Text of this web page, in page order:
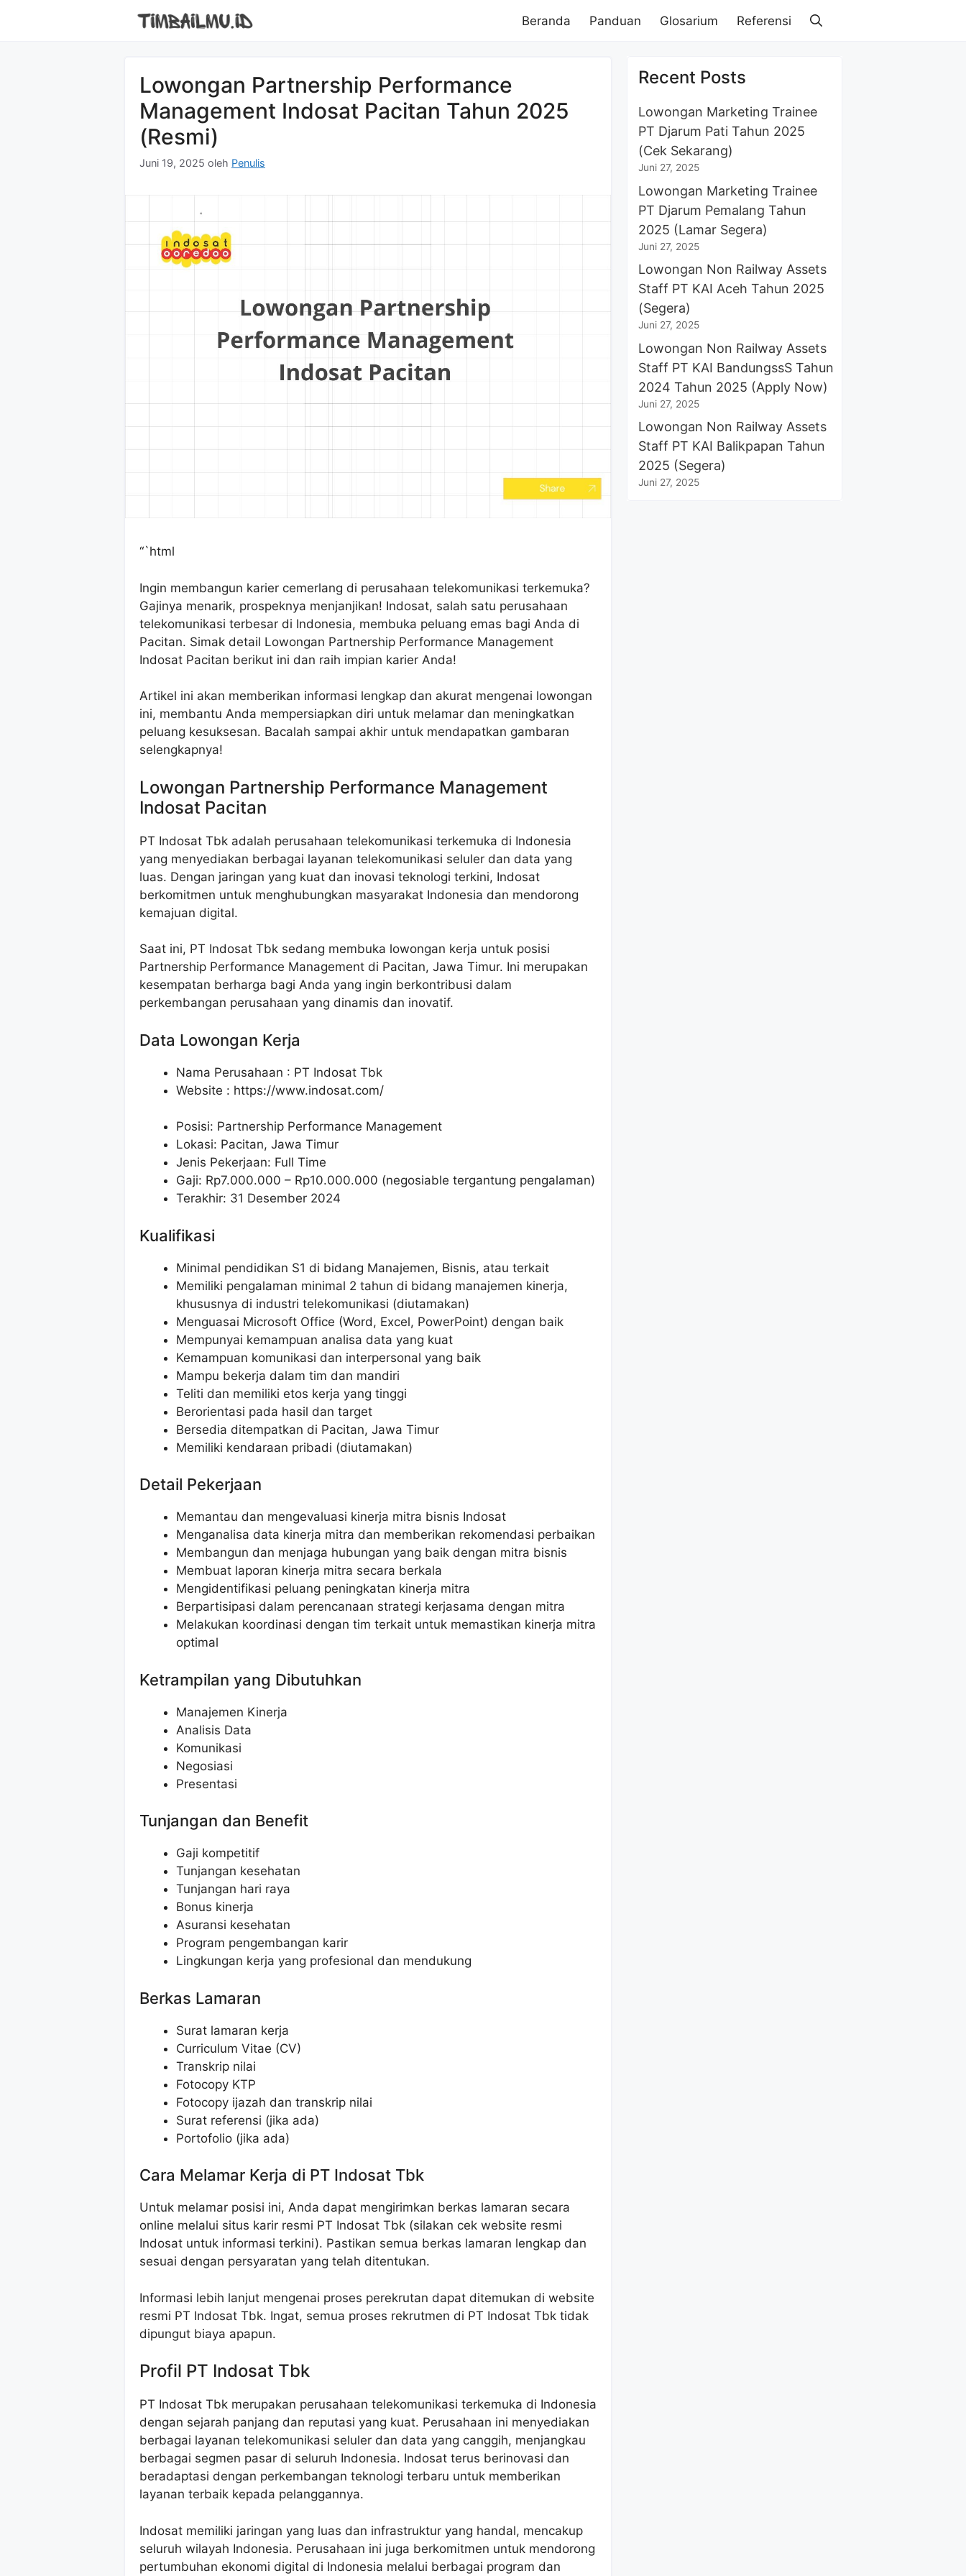
Beranda Panduan Glosarium Referensi
Lowongan Partnership Performance
Management Indosat Pacitan Tahun 2025
(Resmi)
Juni 19, 2025 oleh Penulis
“`html
Ingin membangun karier cemerlang di perusahaan telekomunikasi terkemuka?
Gajinya menarik, prospeknya menjanjikan! Indosat, salah satu perusahaan
telekomunikasi terbesar di Indonesia, membuka peluang emas bagi Anda di
Pacitan. Simak detail Lowongan Partnership Performance Management
Indosat Pacitan berikut ini dan raih impian karier Anda!
Artikel ini akan memberikan informasi lengkap dan akurat mengenai lowongan
ini, membantu Anda mempersiapkan diri untuk melamar dan meningkatkan
peluang kesuksesan. Bacalah sampai akhir untuk mendapatkan gambaran
selengkapnya!
Lowongan Partnership Performance Management
Indosat Pacitan
PT Indosat Tbk adalah perusahaan telekomunikasi terkemuka di Indonesia
yang menyediakan berbagai layanan telekomunikasi seluler dan data yang
luas. Dengan jaringan yang kuat dan inovasi teknologi terkini, Indosat
berkomitmen untuk menghubungkan masyarakat Indonesia dan mendorong
kemajuan digital.
Saat ini, PT Indosat Tbk sedang membuka lowongan kerja untuk posisi
Partnership Performance Management di Pacitan, Jawa Timur. Ini merupakan
kesempatan berharga bagi Anda yang ingin berkontribusi dalam
perkembangan perusahaan yang dinamis dan inovatif.
Data Lowongan Kerja
Nama Perusahaan : PT Indosat Tbk
Website : https://www.indosat.com/
Posisi: Partnership Performance Management
Lokasi: Pacitan, Jawa Timur
Jenis Pekerjaan: Full Time
Gaji: Rp7.000.000 – Rp10.000.000 (negosiable tergantung pengalaman)
Terakhir: 31 Desember 2024
Kualifikasi
Minimal pendidikan S1 di bidang Manajemen, Bisnis, atau terkait
Memiliki pengalaman minimal 2 tahun di bidang manajemen kinerja,
khususnya di industri telekomunikasi (diutamakan)
Menguasai Microsoft Office (Word, Excel, PowerPoint) dengan baik
Mempunyai kemampuan analisa data yang kuat
Kemampuan komunikasi dan interpersonal yang baik
Mampu bekerja dalam tim dan mandiri
Teliti dan memiliki etos kerja yang tinggi
Berorientasi pada hasil dan target
Bersedia ditempatkan di Pacitan, Jawa Timur
Memiliki kendaraan pribadi (diutamakan)
Detail Pekerjaan
Memantau dan mengevaluasi kinerja mitra bisnis Indosat
Menganalisa data kinerja mitra dan memberikan rekomendasi perbaikan
Membangun dan menjaga hubungan yang baik dengan mitra bisnis
Membuat laporan kinerja mitra secara berkala
Mengidentifikasi peluang peningkatan kinerja mitra
Berpartisipasi dalam perencanaan strategi kerjasama dengan mitra
Melakukan koordinasi dengan tim terkait untuk memastikan kinerja mitra
optimal
Ketrampilan yang Dibutuhkan
Manajemen Kinerja
Analisis Data
Komunikasi
Negosiasi
Presentasi
Tunjangan dan Benefit
Gaji kompetitif
Tunjangan kesehatan
Tunjangan hari raya
Bonus kinerja
Asuransi kesehatan
Program pengembangan karir
Lingkungan kerja yang profesional dan mendukung
Berkas Lamaran
Surat lamaran kerja
Curriculum Vitae (CV)
Transkrip nilai
Fotocopy KTP
Fotocopy ijazah dan transkrip nilai
Surat referensi (jika ada)
Portofolio (jika ada)
Cara Melamar Kerja di PT Indosat Tbk
Untuk melamar posisi ini, Anda dapat mengirimkan berkas lamaran secara
online melalui situs karir resmi PT Indosat Tbk (silakan cek website resmi
Indosat untuk informasi terkini). Pastikan semua berkas lamaran lengkap dan
sesuai dengan persyaratan yang telah ditentukan.
Informasi lebih lanjut mengenai proses perekrutan dapat ditemukan di website
resmi PT Indosat Tbk. Ingat, semua proses rekrutmen di PT Indosat Tbk tidak
dipungut biaya apapun.
Profil PT Indosat Tbk
PT Indosat Tbk merupakan perusahaan telekomunikasi terkemuka di Indonesia
dengan sejarah panjang dan reputasi yang kuat. Perusahaan ini menyediakan
berbagai layanan telekomunikasi seluler dan data yang canggih, menjangkau
berbagai segmen pasar di seluruh Indonesia. Indosat terus berinovasi dan
beradaptasi dengan perkembangan teknologi terbaru untuk memberikan
layanan terbaik kepada pelanggannya.
Indosat memiliki jaringan yang luas dan infrastruktur yang handal, mencakup
seluruh wilayah Indonesia. Perusahaan ini juga berkomitmen untuk mendorong
pertumbuhan ekonomi digital di Indonesia melalui berbagai program dan
Recent Posts
Lowongan Marketing Trainee
PT Djarum Pati Tahun 2025
(Cek Sekarang)
Juni 27, 2025
Lowongan Marketing Trainee
PT Djarum Pemalang Tahun
2025 (Lamar Segera)
Juni 27, 2025
Lowongan Non Railway Assets
Staff PT KAI Aceh Tahun 2025
(Segera)
Juni 27, 2025
Lowongan Non Railway Assets
Staff PT KAI BandungssS Tahun
2024 Tahun 2025 (Apply Now)
Juni 27, 2025
Lowongan Non Railway Assets
Staff PT KAI Balikpapan Tahun
2025 (Segera)
Juni 27, 2025